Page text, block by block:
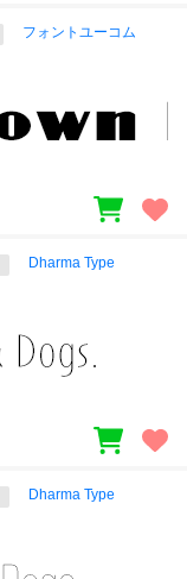
フォントユーコム
Dharma Type
Dharma Type